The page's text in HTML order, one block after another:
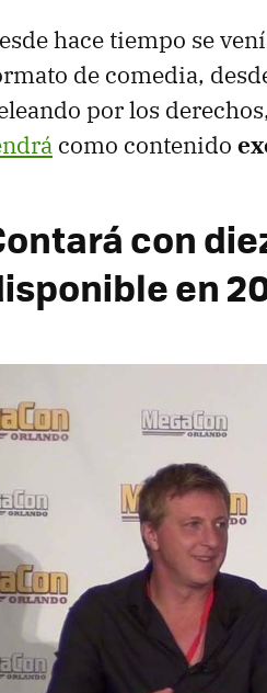
hace tiempo se
de comedia,
por los
como contenido
con
en